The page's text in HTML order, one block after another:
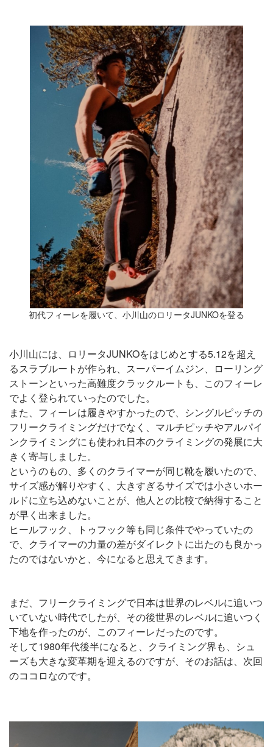
初代フィーレを履いて、小川山のロリータJUNKOを登る
小川山には、ロリータJUNKOをはじめとする5.12を超え
るスラブルートが作られ、スーパーイムジン、ローリング
ストーンといった高難度クラックルートも、このフィーレ
でよく登られていったのでした。
また、フィーレは履きやすかったので、シングルピッチの
フリークライミングだけでなく、マルチピッチやアルパイ
ンクライミングにも使われ日本のクライミングの発展に大
きく寄与しました。
というのもの、多くのクライマーが同じ靴を履いたので、
サイズ感が解りやすく、大きすぎるサイズでは小さいホー
ルドに立ち込めないことが、他人との比較で納得すること
が早く出来ました。
ヒールフック、トゥフック等も同じ条件でやっていたの
で、クライマーの力量の差がダイレクトに出たのも良かっ
たのではないかと、今になると思えてきます。
まだ、フリークライミングで日本は世界のレベルに追いつ
いていない時代でしたが、その後世界のレベルに追いつく
下地を作ったのが、このフィーレだったのです。
そして1980年代後半になると、クライミング界も、シュ
ーズも大きな変革期を迎えるのですが、そのお話は、次回
のココロなのです。